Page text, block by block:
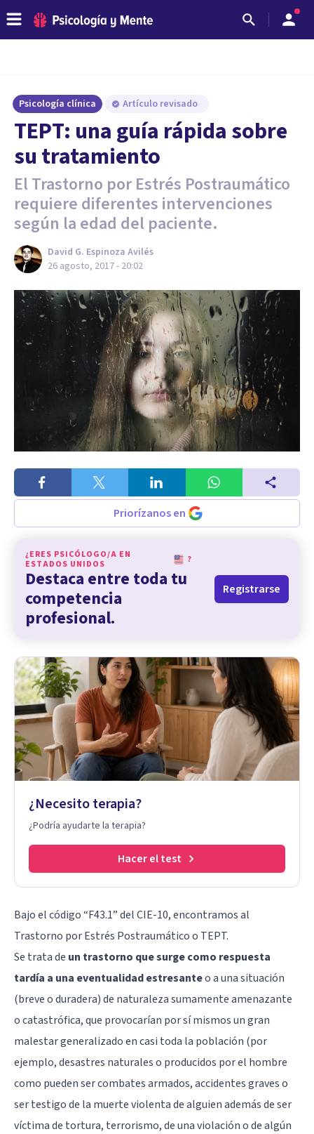
Psicología clínica Artículo revisado
TEPT: una guía rápida sobre
su tratamiento
El Trastorno por Estrés Postraumático
requiere diferentes intervenciones
según la edad del paciente.
David G. Espinoza Avilés
26 agosto, 2017 - 20:02
Priorízanos en
¿ERES PSICÓLOGO/A EN
ESTADOS UNIDOS
?
Destaca entre toda tu
competencia
profesional.
Registrarse
¿Necesito terapia?
¿Podría ayudarte la terapia?
Hacer el test
Bajo el código “F43.1” del CIE-10, encontramos al
Trastorno por Estrés Postraumático o TEPT.
Se trata de un trastorno que surge como respuesta
tardía a una eventualidad estresanteo a una situación
(breve o duradera) de naturaleza sumamente amenazante
o catastrófica, que provocarían por sí mismos un gran
malestar generalizado en casi toda la población (por
ejemplo, desastres naturales o producidos por el hombre
como pueden ser combates armados, accidentes graves o
ser testigo de la muerte violenta de alguien además de ser
víctima de tortura, terrorismo, de una violación o de algún